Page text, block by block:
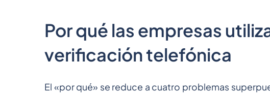
Por qué las empresas
verificación telefónica
El «por qué» se reduce a cuatro problemas